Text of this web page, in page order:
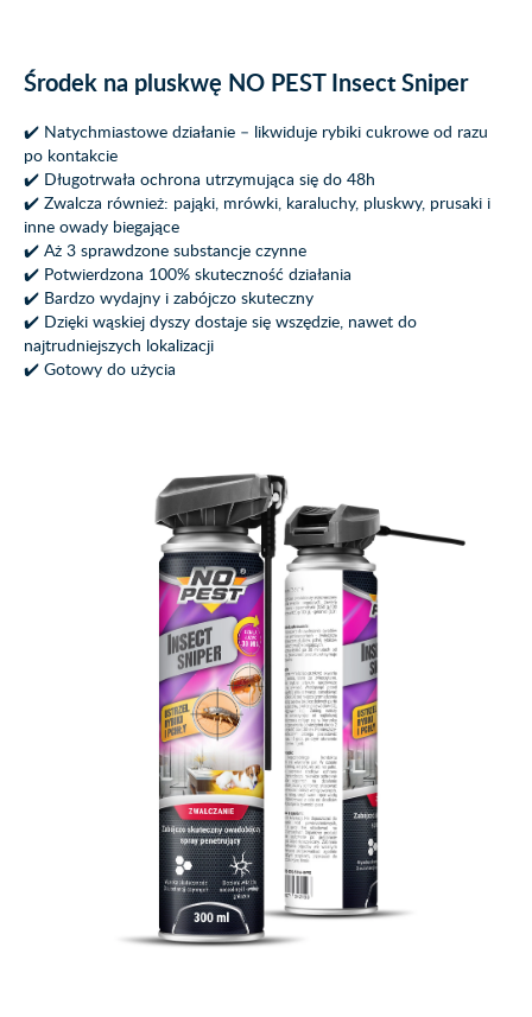
Środek na pluskwę NO PEST Insect Sniper
✔️ Natychmiastowe działanie – likwiduje rybiki cukrowe od razu
po kontakcie
✔️ Długotrwała ochrona utrzymująca się do 48h
✔️ Zwalcza również: pająki, mrówki, karaluchy, pluskwy, prusaki i
inne owady biegające
✔️ Aż 3 sprawdzone substancje czynne
✔️ Potwierdzona 100% skuteczność działania
✔️ Bardzo wydajny i zabójczo skuteczny
✔️ Dzięki wąskiej dyszy dostaje się wszędzie, nawet do
najtrudniejszych lokalizacji
✔️ Gotowy do użycia